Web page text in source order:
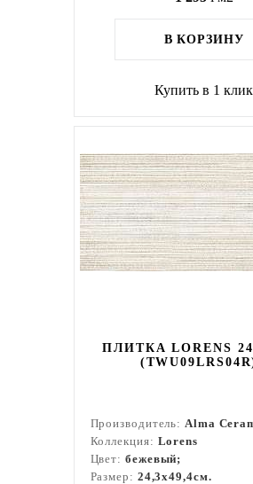
В КОРЗИНУ
Купить в 1 клик
ПЛИТКА LORENS
Производитель:Alma
Коллекция: Lorens
Цвет: бежевый;
Размер: 24,3x49,4см.